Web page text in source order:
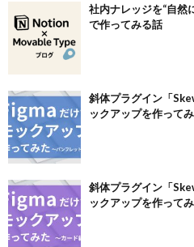
社内ナレッジを“自然
で作ってみる話
斜体プラグイン「
ックアップを作って
斜体プラグイン「
ックアップを作って